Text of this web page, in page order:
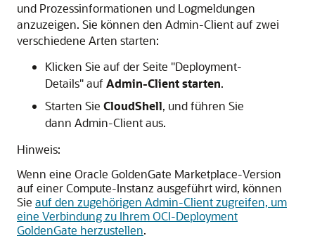
und Prozessinformationen und Logmeldungen
anzuzeigen. Sie können den Admin-Clientauf zwei
verschiedene Arten starten:
Klicken Sie auf der Seite "Deployment-
Details" auf Admin-Client starten.
Starten Sie CloudShell, und führen Sie
dann Admin-Clientaus.
Hinweis:
Wenn eine Oracle GoldenGate Marketplace-Version
auf einer Compute-Instanz ausgeführt wird, können
Sie auf den zugehörigen Admin-Client zugreifen, um
eine Verbindung zu Ihrem OCI-Deployment
GoldenGate herzustellen.